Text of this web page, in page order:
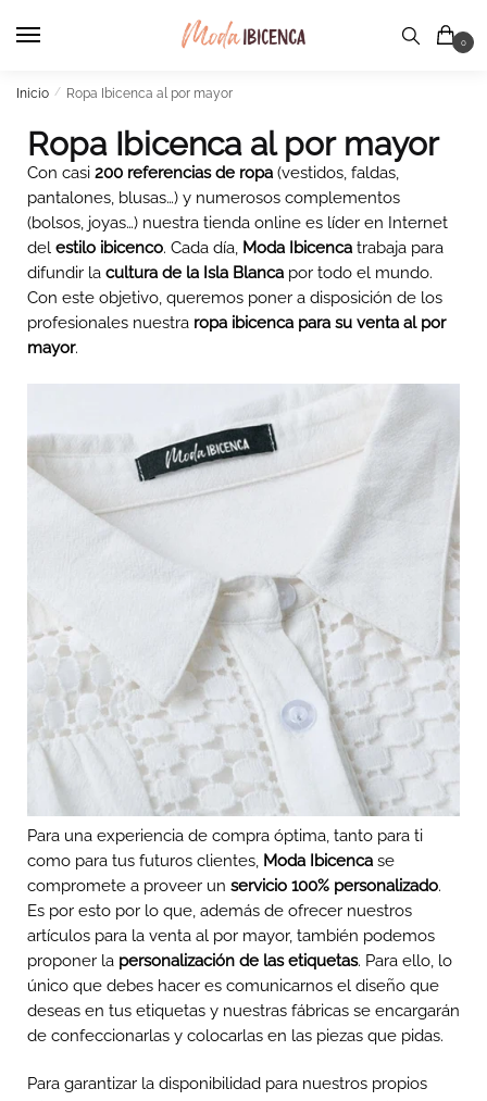
0
Inicio / Ropa Ibicenca al por mayor
Ropa Ibicenca al por mayor
Con casi 200 referencias de ropa (vestidos, faldas,
pantalones, blusas…) y numerosos complementos
(bolsos, joyas…) nuestra tienda online es líder en Internet
del estilo ibicenco. Cada día, Moda Ibicenca trabaja para
difundir la cultura de la Isla Blanca por todo el mundo.
Con este objetivo, queremos poner a disposición de los
profesionales nuestra ropa ibicenca para su venta al por
mayor.
Para una experiencia de compra óptima, tanto para ti
como para tus futuros clientes, Moda Ibicenca se
compromete a proveer un servicio 100% personalizado.
Es por esto por lo que, además de ofrecer nuestros
artículos para la venta al por mayor, también podemos
proponer la personalización de las etiquetas. Para ello, lo
único que debes hacer es comunicarnos el diseño que
deseas en tus etiquetas y nuestras fábricas se encargarán
de confeccionarlas y colocarlas en las piezas que pidas.
Para garantizar la disponibilidad para nuestros propios